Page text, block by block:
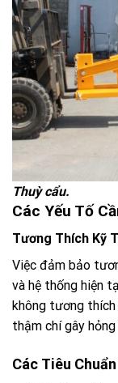
Thuỳ cẩu.
Các Yếu Tố
Tương Thích Kỹ
Việc đảm bảo
và hệ thống hiện
không tương
thậm chí gây
Các Tiêu